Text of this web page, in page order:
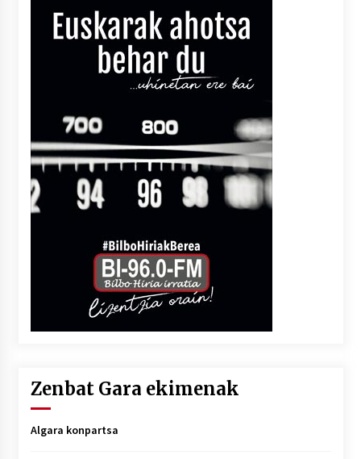
Zenbat Gara ekimenak
Algara konpartsa